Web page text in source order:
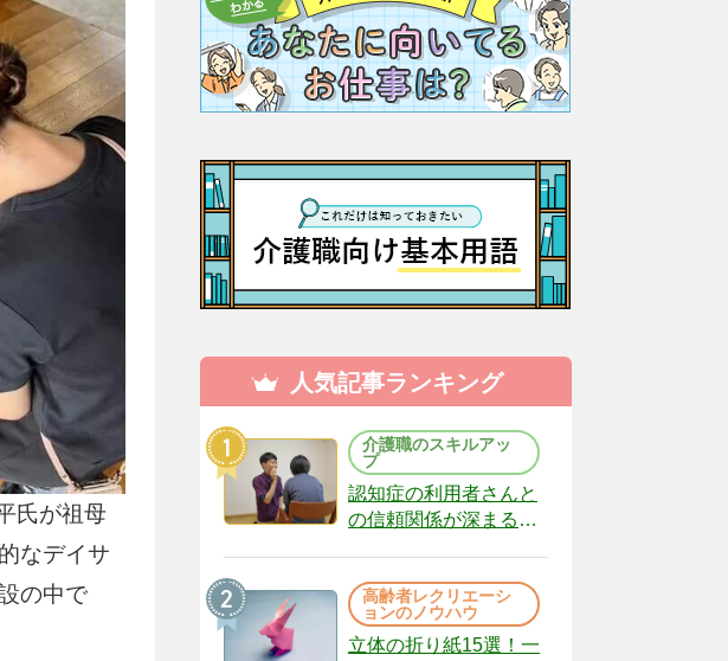
氏が祖母
なデイサ
の中で
人気記事ランキング
介護職のスキルアッ
プ
認知症の利用者さんと
の信頼関係が深まる声
（22）
高齢者レクリエーシ
ョンのノウハウ
立体の折り紙15選！一